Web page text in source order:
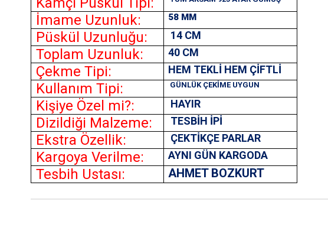
İmame Uzunluk: 58 MM
Püskül Uzunluğu: 14 CM
Toplam Uzunluk: 40 CM
Çekme Tipi: HEM TEKLİ HEM ÇİFTLİ
Kullanım Tipi: GÜNLÜK ÇEKİME UYGUN
Kişiye Özel mi?: HAYIR
Dizildiği Malzeme: TESBİH İPİ
Ekstra Özellik: ÇEKTİKÇE PARLAR
Kargoya Verilme: AYNI GÜN KARGODA
Tesbih Ustası: AHMET BOZKURT